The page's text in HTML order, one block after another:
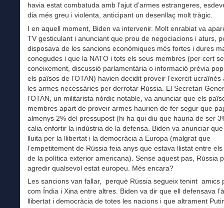
havia estat combatuda amb l’ajut d’armes estrangeres,
dia més greu i violenta, anticipant un desenllaç molt tràgic.
I en aquell moment, Biden va intervenir. Molt enrabiat va
TV gesticulant i anunciant que prou de negociacions i aturs,
disposava de les sancions econòmiques més fortes i dures
conegudes i que la NATO i tots els seus membres (per cert
coneixement, discussió parlamentària o informació prèvia
els països de l’OTAN) havien decidit proveir l’exercit ucraïnés
les armes necessàries per derrotar Rússia. El Secretari
l’OTAN, un militarista nòrdic notable, va anunciar que els
membres apart de proveir armes haurien de fer segur que
almenys 2% del pressupost (hi ha qui diu que hauria de ser
calia enfortir la indústria de la defensa. Biden va anunciar
lluita per la llibertat i la democràcia a Europa (malgrat que
l’empetitement de Rússia feia anys que estava llistat entre
de la política exterior americana). Sense aquest pas, Rússia
agredir qualsevol estat europeu. Més encara?
Les sancions van fallar, perquè Rússia segueix tenint amics
com Índia i Xina entre altres. Biden va dir que ell defensava
llibertat i democràcia de totes les nacions i que altrament